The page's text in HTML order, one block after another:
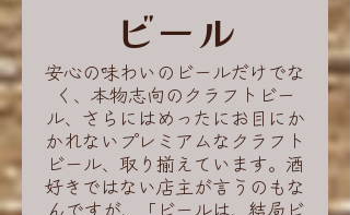
ビール
安心の味わいのビールだけでな
く、本物志向のクラフトビー
ル、さらにはめったにお目にか
かれないプレミアムなクラフト
ビール、取り揃えています。酒
好きではない店主が言うのもな
んですが、「ビールは、結局ビ